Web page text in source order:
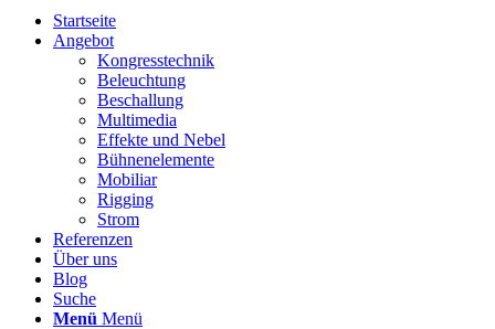
Startseite
Angebot
Kongresstechnik
Beleuchtung
Beschallung
Multimedia
Effekte und Nebel
Bühnenelemente
Mobiliar
Rigging
Strom
Referenzen
Über uns
Blog
Suche
Menü Menü